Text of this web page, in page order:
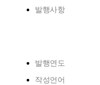
발행사항
발행연도
작성언어